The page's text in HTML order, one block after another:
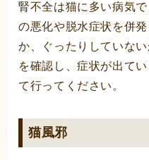
腎不全は猫に多い病気
の悪化や脱水症状を併
か、ぐったりしていな
を確認し、症状が出て
て行ってください。
猫風邪